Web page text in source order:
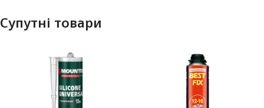
Супутні товари